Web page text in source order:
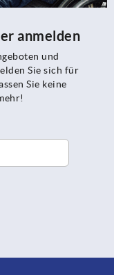
anmelden
und
Sie sich für
Sie keine